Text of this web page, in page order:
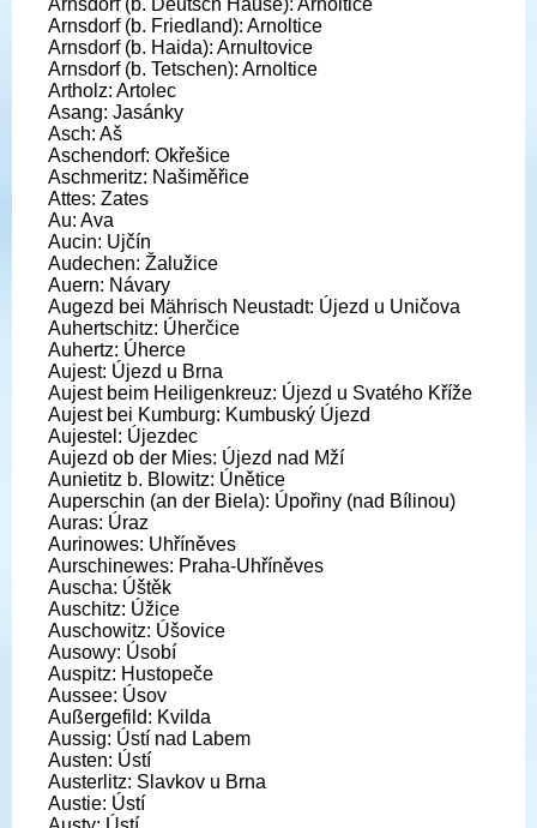
Arnsdorf (b. Deutsch Hause): Arnoltice
Arnsdorf (b. Friedland): Arnoltice
Arnsdorf (b. Haida): Arnultovice
Arnsdorf (b. Tetschen): Arnoltice
Artholz: Artolec
Asang: Jasánky
Asch: Aš
Aschendorf: Okřešice
Aschmeritz: Našiměřice
Attes: Zates
Au: Ava
Aucin: Ujčín
Audechen: Žalužice
Auern: Návary
Augezd bei Mährisch Neustadt: Újezd u Uničova
Auhertschitz: Úherčice
Auhertz: Úherce
Aujest: Újezd u Brna
Aujest beim Heiligenkreuz: Újezd u Svatého Kříže
Aujest bei Kumburg: Kumbuský Újezd
Aujestel: Újezdec
Aujezd ob der Mies: Újezd nad Mží
Aunietitz b. Blowitz: Únětice
Auperschin (an der Biela): Úpořiny (nad Bílinou)
Auras: Úraz
Aurinowes: Uhříněves
Aurschinewes: Praha-Uhříněves
Auscha: Úštěk
Auschitz: Úžice
Auschowitz: Úšovice
Ausowy: Úsobí
Auspitz: Hustopeče
Aussee: Úsov
Außergefild: Kvilda
Aussig: Ústí nad Labem
Austen: Ústí
Austerlitz: Slavkov u Brna
Austie: Ústí